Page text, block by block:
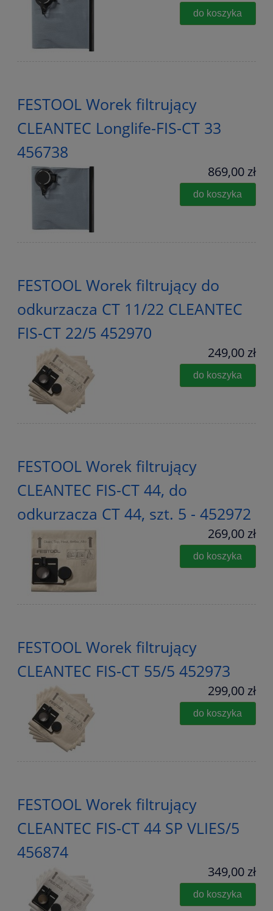
do koszyka
FESTOOL Worek filtrujący
CLEANTEC Longlife-FIS-CT 33
456738
869,00 zł
do koszyka
FESTOOL Worek filtrujący do
odkurzacza CT 11/22 CLEANTEC
FIS-CT 22/5 452970
249,00 zł
do koszyka
FESTOOL Worek filtrujący
CLEANTEC FIS-CT 44, do
odkurzacza CT 44, szt. 5 - 452972
269,00 zł
do koszyka
FESTOOL Worek filtrujący
CLEANTEC FIS-CT 55/5 452973
299,00 zł
do koszyka
FESTOOL Worek filtrujący
CLEANTEC FIS-CT 44 SP VLIES/5
456874
349,00 zł
do koszyka